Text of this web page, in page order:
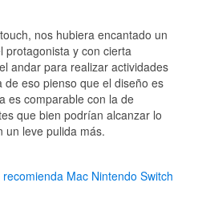
nos hubiera encantado un
protagonista y con cierta
andar para realizar actividades
eso pienso que el diseño es
es comparable con la de
que bien podrían alcanzar lo
un leve pulida más.
Mac Nintendo Switch